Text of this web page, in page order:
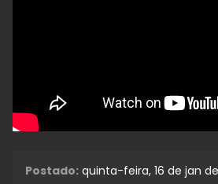
Postado: quinta-feira, 16 de jan